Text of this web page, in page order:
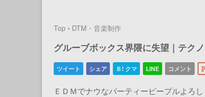
Top› DTM・音楽制作
グルーブボックス界隈に失望｜テク
ＥＤＭでナウなパーティーピープルよろ